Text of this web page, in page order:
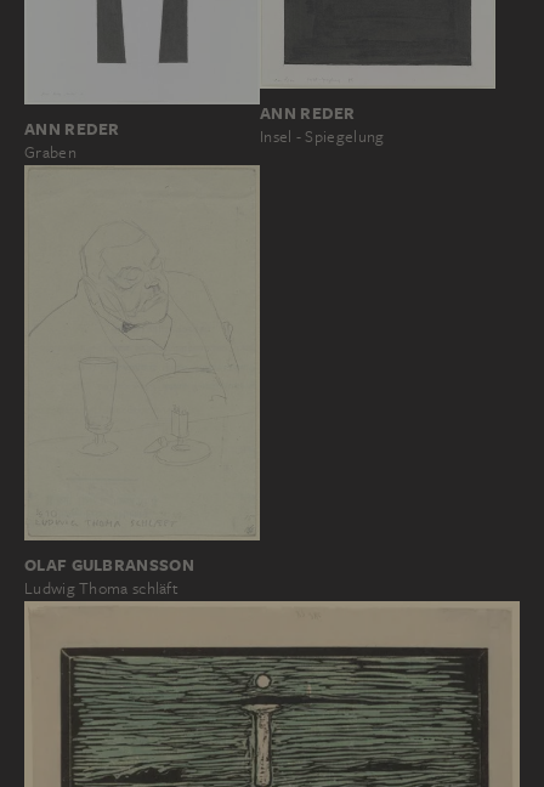
ANN REDER
Graben
ANN REDER
Insel - Spiegelung
OLAF GULBRANSSON
Ludwig Thoma schläft